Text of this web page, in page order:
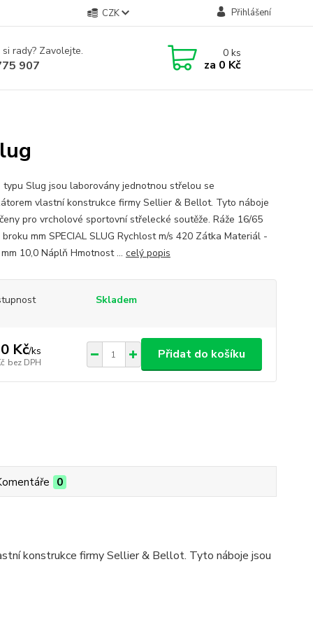
CZK Přihlášení
rady? Zavolejte.
907
0ks
za 0 Kč
typu Slug jsou laborovány jednotnou střelou se
vlastní konstrukce firmy Sellier & Bellot. Tyto náboje
pro vrcholové sportovní střelecké soutěže. Ráže 16/65
broku mm SPECIAL SLUG Rychlost m/s 420 Zátka Materiál -
10,0 Náplň Hmotnost ... celý popis
Skladem
Kč/ks
bez DPH
Přidat do košíku
0
konstrukce firmy Sellier & Bellot. Tyto náboje jsou